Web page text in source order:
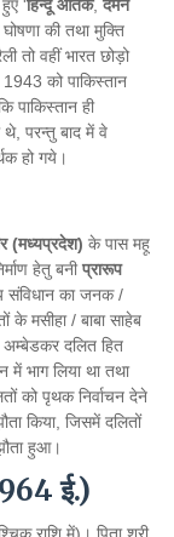
हुए 'हिन्दू आतंक, दमन
की तथा मुक्ति
तो वहीं भारत छोड़ो
को पाकिस्तान
पाकिस्तान ही
थे, परन्तु बाद में वे
हो गये।
(मध्यप्रदेश) के पास महू
हेतु बनीप्रारूप
संविधान का जनक /
के मसीहा / बाबा साहेब
अम्बेडकर दलित हित
में भाग लिया था तथा
को पृथक निर्वाचन देने
किया, जिसमें दलितों
हुआ।
ई.)